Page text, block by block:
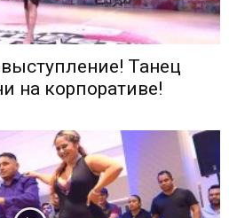
Танец
на корпоративе!